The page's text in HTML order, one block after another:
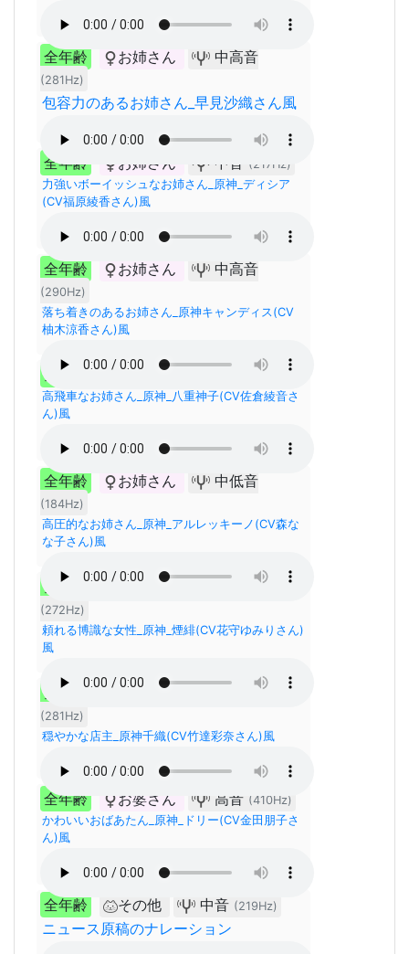
全年齢 お姉さん 中高音
(281Hz)
包容力のあるお姉さん_早見沙織さん風
全年齢 お姉さん 中音 (217Hz)
力強いボーイッシュなお姉さん_原神_ディシア
(CV福原綾香さん)風
全年齢 お姉さん 中高音
(290Hz)
落ち着きのあるお姉さん_原神キャンディス(CV
柚木涼香さん)風
全年齢 お姉さん
高飛車なお姉さん_原神_八重神子(CV佐倉綾音さ
ん)風
全年齢 お姉さん 中低音
(184Hz)
高圧的なお姉さん_原神_アルレッキーノ(CV森な
な子さん)風
全年齢 お姉さん
(272Hz)
頼れる博識な女性_原神_煙緋(CV花守ゆみりさん)
風
全年齢 お姉さん
(281Hz)
穏やかな店主_原神千織(CV竹達彩奈さん)風
全年齢 お婆さん 高音 (410Hz)
かわいいおばあたん_原神_ドリー(CV金田朋子さ
ん)風
全年齢 その他 中音 (219Hz)
ニュース原稿のナレーション